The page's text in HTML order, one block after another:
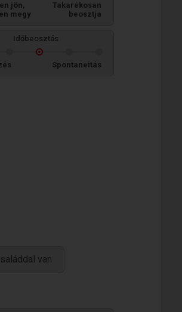
jön,
megy
Takarékosan
beosztja
Időbeosztás
Spontaneitás
van